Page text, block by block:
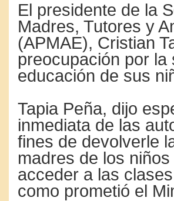
El presidente de la
Madres, Tutores y
(APMAE), Cristian
preocupación por
educación de sus
Tapia Peña, dijo
inmediata de las
fines de devolverle
madres de los
acceder a las
como prometió el